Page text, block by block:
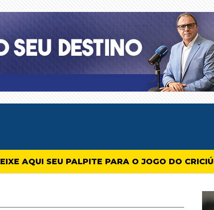
AQUI SEU PALPITE PARA O JOGO DO